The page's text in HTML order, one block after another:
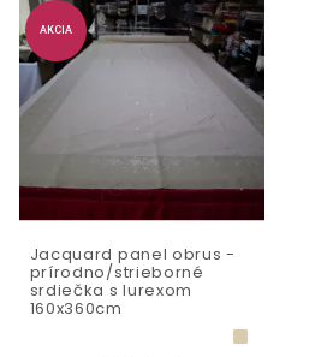
AKCIA
Jacquard panel obrus -
prírodno/strieborné
srdiečka s lurexom
160x360cm